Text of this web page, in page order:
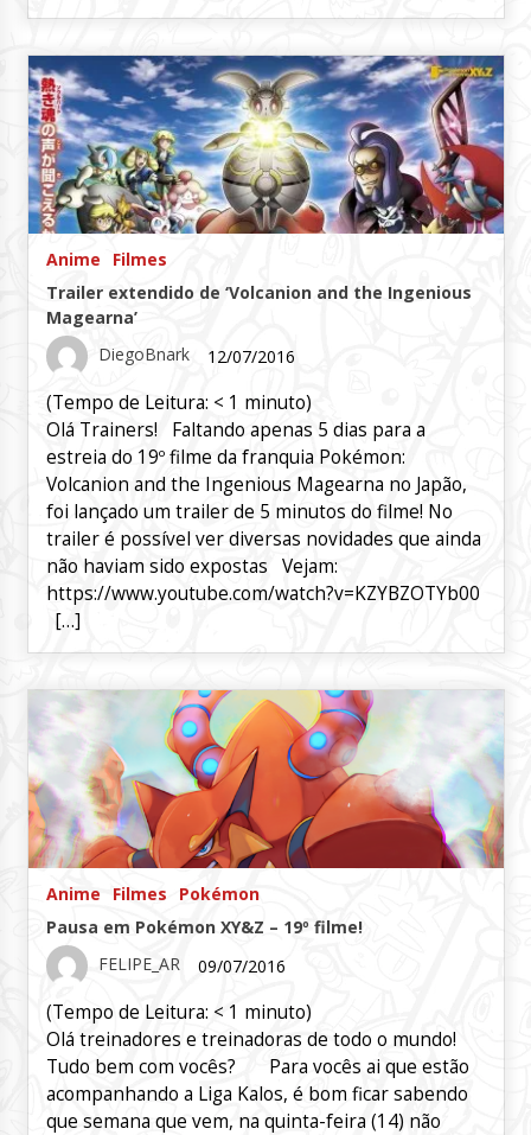
Anime
Filmes
Trailer extendido de ‘Volcanion and the Ingenious
Magearna’
DiegoBnark
12/07/2016
(Tempo de Leitura: < 1 minuto)
Olá Trainers! Faltando apenas 5 dias para a
estreia do 19º filme da franquia Pokémon:
Volcanion and the Ingenious Magearna no Japão,
foi lançado um trailer de 5 minutos do filme! No
trailer é possível ver diversas novidades que ainda
não haviam sido expostas Vejam:
https://www.youtube.com/watch?v=KZYBZOTYb00
[…]
Anime Filmes
Pokémon
Pausa em Pokémon XY&Z – 19º filme!
FELIPE_AR
09/07/2016
(Tempo de Leitura: < 1 minuto)
Olá treinadores e treinadoras de todo o mundo!
Tudo bem com vocês? Para vocês ai que estão
acompanhando a Liga Kalos, é bom ficar sabendo
que semana que vem, na quinta-feira (14) não